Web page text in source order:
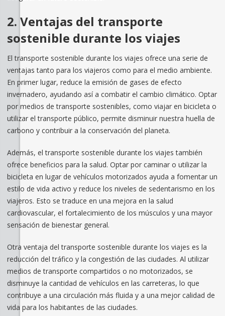
2. Ventajas del transporte
sostenible durante los viajes
El transporte sostenible durante los viajes ofrece una serie de
ventajas tanto para los viajeros como para el medio ambiente.
En primer lugar, reduce la emisión de gases de efecto
invernadero, ayudando así a combatir el cambio climático. Optar
por medios de transporte sostenibles, como viajar en bicicleta o
utilizar el transporte público, permite disminuir nuestra huella de
carbono y contribuir a la conservación del planeta.
Además, el transporte sostenible durante los viajes también
ofrece beneficios para la salud. Optar por caminar o utilizar la
bicicleta en lugar de vehículos motorizados ayuda a fomentar un
estilo de vida activo y reduce los niveles de sedentarismo en los
viajeros. Esto se traduce en una mejora en la salud
cardiovascular, el fortalecimiento de los músculos y una mayor
sensación de bienestar general.
Otra ventaja del transporte sostenible durante los viajes es la
reducción del tráfico y la congestión de las ciudades. Al utilizar
medios de transporte compartidos o no motorizados, se
disminuye la cantidad de vehículos en las carreteras, lo que
contribuye a una circulación más fluida y a una mejor calidad de
vida para los habitantes de las ciudades.